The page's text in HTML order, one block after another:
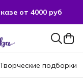
от 4000 руб
Творческие подборки